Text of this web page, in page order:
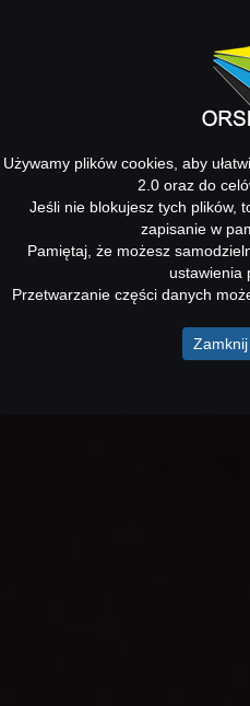
Używamy plików cookies, aby
2.0 oraz do
Jeśli nie blokujesz tych plików,
zapisanie w
Pamiętaj, że możesz
ustawienia
Przetwarzanie części danych